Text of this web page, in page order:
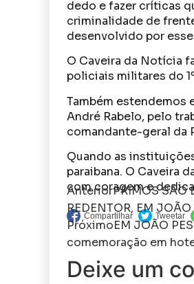
dedo e fazer críticas
criminalidade de
desenvolvido por
O Caveira da Notícia
policiais militares do
Também estendemos
André Rabelo, pelo
comandante-geral da
Quando as
paraibana. O Caveira
com coragem e
AnteriorPRIMOS SÃO
REDENTOR, EM
PróximoEM JOÃO
comemoração em
Deixe um